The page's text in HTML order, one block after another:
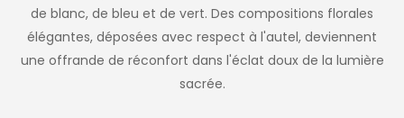
de blanc, de bleu et de vert. Des compositions florales
élégantes, déposées avec respect à l'autel, deviennent
une offrande de réconfort dans l'éclat doux de la lumière
sacrée.